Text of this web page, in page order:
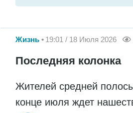
Жизнь 19:01 / 18 Июля 2026
Последняя колонка
Жителей средней
конце июля ждет